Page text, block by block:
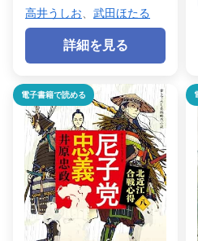
高井うしお 武田ほたる
詳細を見る
電子書籍で読める